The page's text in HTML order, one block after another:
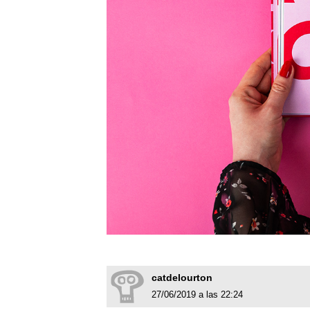
catdelourton
27/06/2019 a las 22:24